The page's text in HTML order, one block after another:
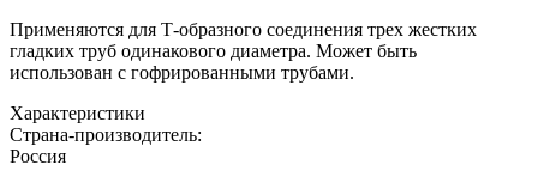
Применяются для Т-образного соединения трех жестких
гладких труб одинакового диаметра. Может быть
использован с гофрированными трубами.
Характеристики
Страна-производитель:
Россия